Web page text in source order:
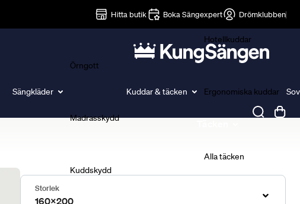
Hitta butik Boka Sängexpert Drömklubben
Sängkläder
Örngott
Madrasskydd
Kuddskydd
Kuddar & täcken
Hotellkuddar
Ergonomiska kuddar
Alla täcken
Storlek
160x200